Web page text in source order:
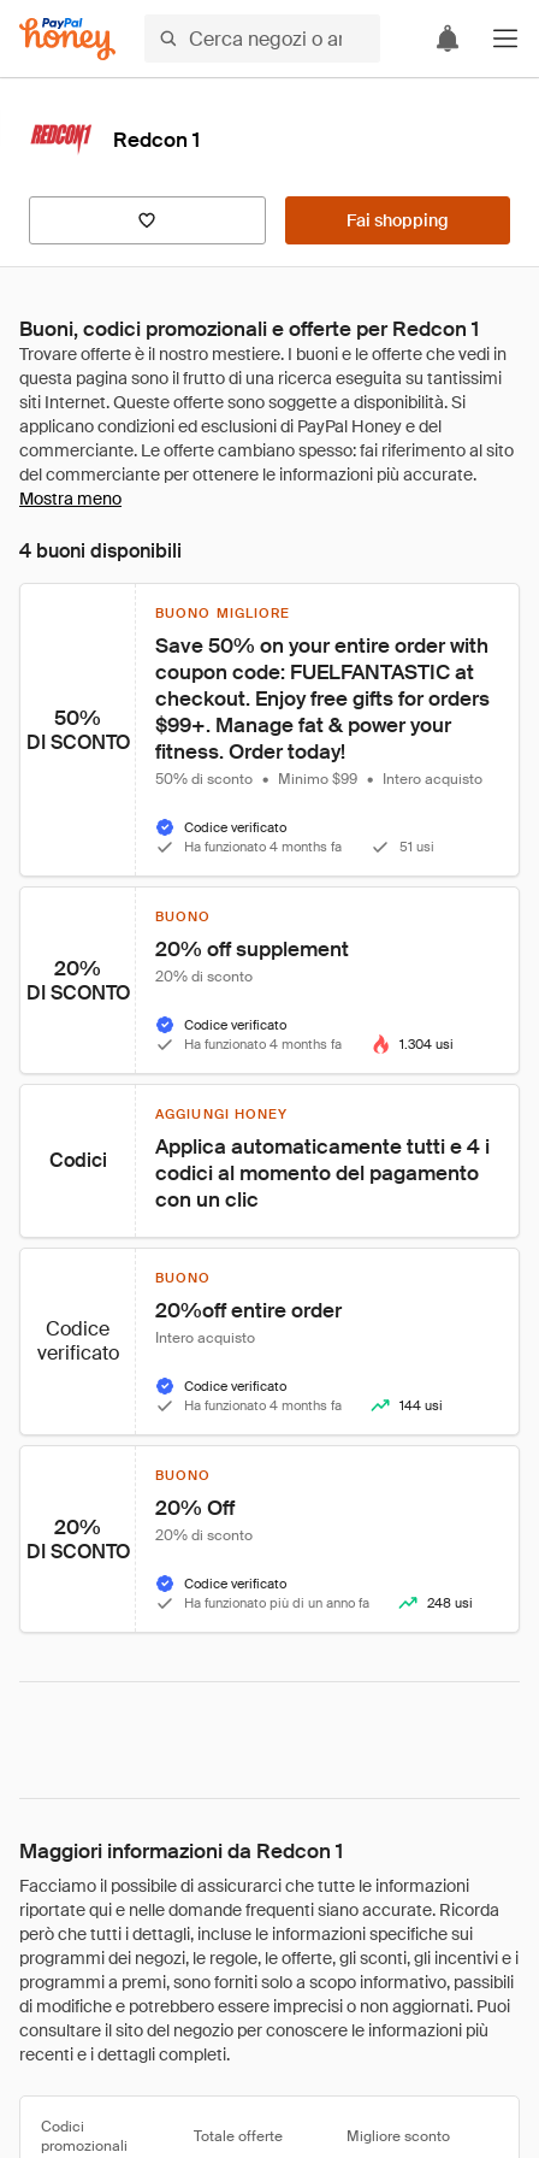
Redcon 1
Fai shopping
Buoni, codici promozionali e offerte per Redcon 1
Mostra meno
4 buoni disponibili
50%
DI SCONTO
BUONO MIGLIORE
Save 50% on your entire order with
coupon code: FUELFANTASTIC at
checkout. Enjoy free gifts for orders
$99+. Manage fat & power your
fitness. Order today!
50% di sconto • Minimo $99 • Intero acquisto
Codice verificato
Ha funzionato 4 months fa
51 usi
20%
DI SCONTO
BUONO
20% off supplement
20% di sconto
Codice verificato
Ha funzionato 4 months fa
1.304 usi
Codici
AGGIUNGI HONEY
Applica automaticamente tutti e 4 i
codici al momento del pagamento
con un clic
Codice
verificato
BUONO
20%off entire order
Intero acquisto
Codice verificato
Ha funzionato 4 months fa
144 usi
20%
DI SCONTO
BUONO
20% Off
20% di sconto
Codice verificato
Ha funzionato più di un anno fa
248 usi
Maggiori informazioni da Redcon 1
Facciamo il possibile di assicurarci che tutte le informazioni
riportate qui e nelle domande frequenti siano accurate. Ricorda
però che tutti i dettagli, incluse le informazioni specifiche sui
programmi dei negozi, le regole, le offerte, gli sconti, gli incentivi e i
programmi a premi, sono forniti solo a scopo informativo, passibili
di modifiche e potrebbero essere imprecisi o non aggiornati. Puoi
consultare il sito del negozio per conoscere le informazioni più
recenti e i dettagli completi.
Codici
promozionali
Totale offerte Migliore sconto